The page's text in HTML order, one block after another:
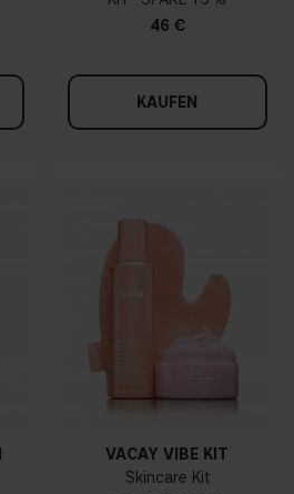
46 €
KAUFEN
VACAY VIBE KIT
Skincare Kit